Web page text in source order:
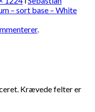
– sort base – White
.
Krævede felter er